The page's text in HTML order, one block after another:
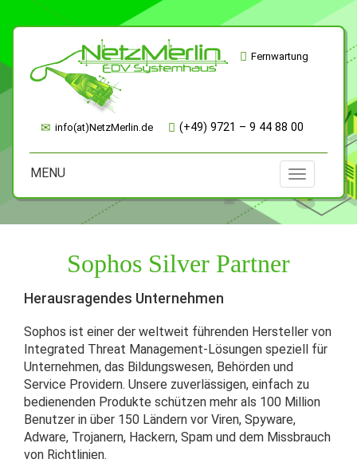
Fernwartung
info(at)NetzMerlin.de (+49) 9721 – 9 44 88 00
MENU
Toggle
navigation
Sophos Silver Partner
Herausragendes Unternehmen
Sophos ist einer der weltweit führenden Hersteller von
Integrated Threat Management-Lösungen speziell für
Unternehmen, das Bildungswesen, Behörden und
Service Providern. Unsere zuverlässigen, einfach zu
bedienenden Produkte schützen mehr als 100 Million
Benutzer in über 150 Ländern vor Viren, Spyware,
Adware, Trojanern, Hackern, Spam und dem Missbrauch
von Richtlinien.